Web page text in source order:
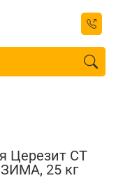
Церезит СТ
25 кг